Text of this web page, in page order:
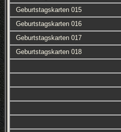
Geburtstagskarten 015
Geburtstagskarten 016
Geburtstagskarten 017
Geburtstagskarten 018